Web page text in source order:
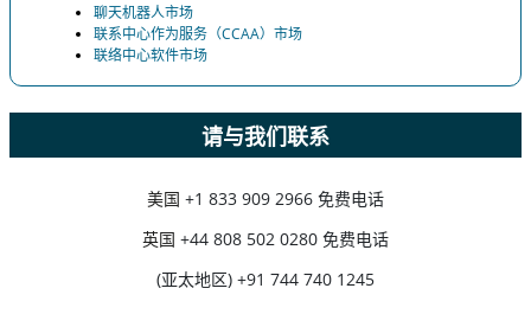
聊天机器人市场
联系中心作为服务（CCAA）市场
联络中心软件市场
请与我们联系
美国 +1 833 909 2966 免费电话
英国 +44 808 502 0280 免费电话
(亚太地区) +91 744 740 1245